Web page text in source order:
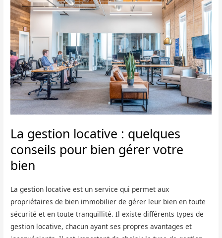
La gestion locative : quelques
conseils pour bien gérer votre
bien
La gestion locative est un service qui permet aux
propriétaires de bien immobilier de gérer leur bien en toute
sécurité et en toute tranquillité. Il existe différents types de
gestion locative, chacun ayant ses propres avantages et